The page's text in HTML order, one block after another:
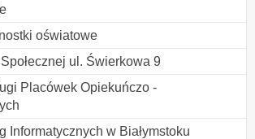
oświatowe
ul. Świerkowa 9
Placówek Opiekuńczo -
Informatycznych w Białymstoku